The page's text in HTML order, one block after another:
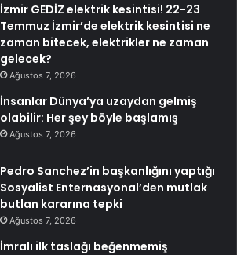
İzmir GEDİZ elektrik kesintisi! 22-23
Temmuz İzmir’de elektrik kesintisi ne
zaman bitecek, elektrikler ne zaman
gelecek?
Ağustos 7, 2026
İnsanlar Dünya’ya uzaydan gelmiş
olabilir: Her şey böyle başlamış
Ağustos 7, 2026
Pedro Sanchez’in başkanlığını yaptığı
Sosyalist Enternasyonal’den mutlak
butlan kararına tepki
Ağustos 7, 2026
İmralı ilk taslağı beğenmemiş